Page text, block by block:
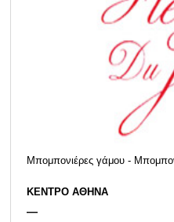
Μπομπονιέρες γάμου -
ΚΕΝΤΡΟ ΑΘΗΝΑ
—